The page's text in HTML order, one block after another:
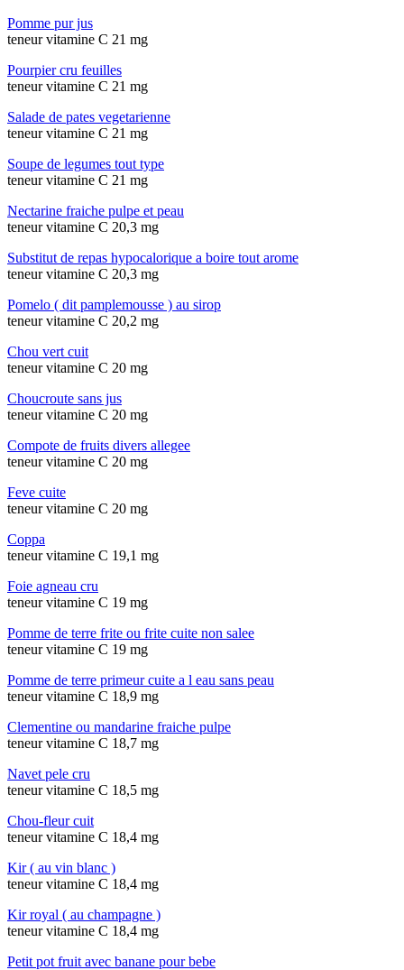
Pomme pur jus
teneur vitamine C 21 mg
Pourpier cru feuilles
teneur vitamine C 21 mg
Salade de pates vegetarienne
teneur vitamine C 21 mg
Soupe de legumes tout type
teneur vitamine C 21 mg
Nectarine fraiche pulpe et peau
teneur vitamine C 20,3 mg
Substitut de repas hypocalorique a boire tout arome
teneur vitamine C 20,3 mg
Pomelo ( dit pamplemousse ) au sirop
teneur vitamine C 20,2 mg
Chou vert cuit
teneur vitamine C 20 mg
Choucroute sans jus
teneur vitamine C 20 mg
Compote de fruits divers allegee
teneur vitamine C 20 mg
Feve cuite
teneur vitamine C 20 mg
Coppa
teneur vitamine C 19,1 mg
Foie agneau cru
teneur vitamine C 19 mg
Pomme de terre frite ou frite cuite non salee
teneur vitamine C 19 mg
Pomme de terre primeur cuite a l eau sans peau
teneur vitamine C 18,9 mg
Clementine ou mandarine fraiche pulpe
teneur vitamine C 18,7 mg
Navet pele cru
teneur vitamine C 18,5 mg
Chou-fleur cuit
teneur vitamine C 18,4 mg
Kir ( au vin blanc )
teneur vitamine C 18,4 mg
Kir royal ( au champagne )
teneur vitamine C 18,4 mg
Petit pot fruit avec banane pour bebe